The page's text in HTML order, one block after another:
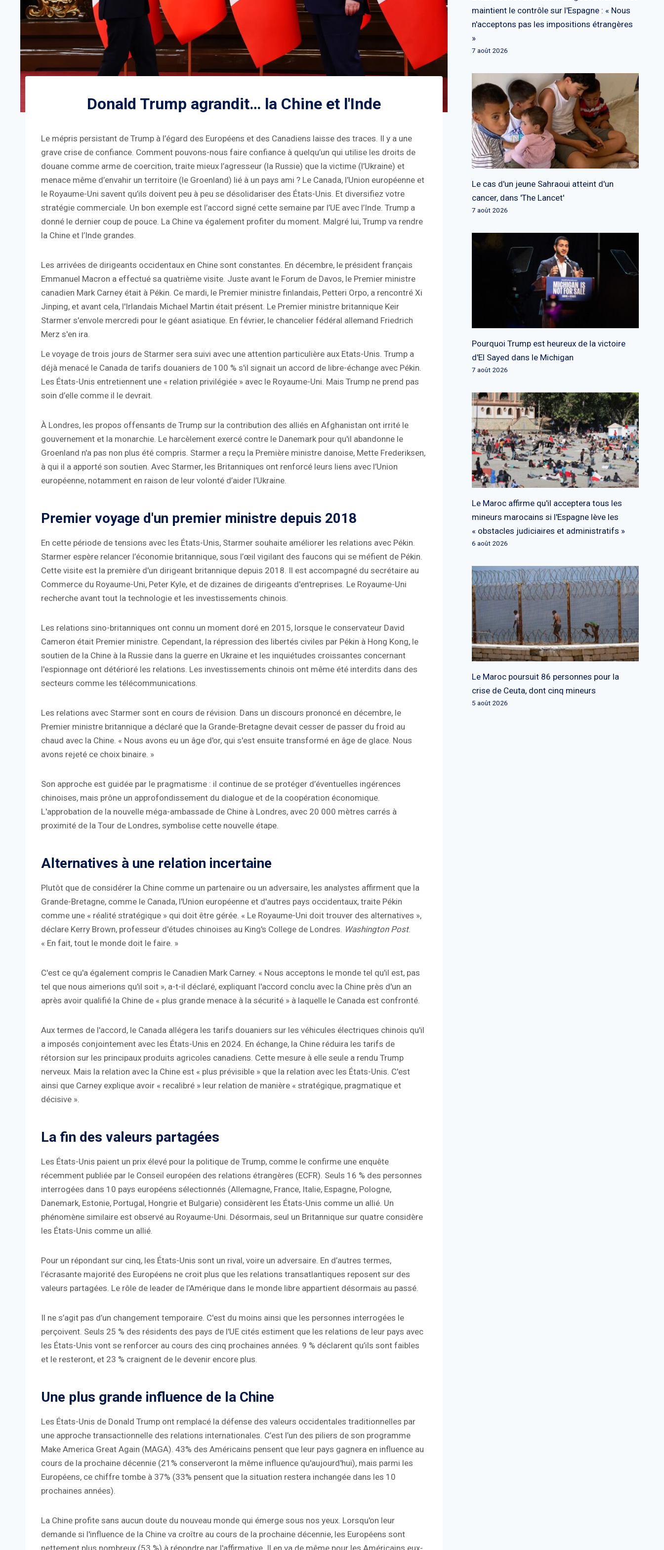
Donald Trump agrandit… la Chine et l'Inde
Le mépris persistant de Trump à l’égard des Européens et des Canadiens laisse des traces. Il y a une
grave crise de confiance. Comment pouvons-nous faire confiance à quelqu’un qui utilise les droits de
douane comme arme de coercition, traite mieux l’agresseur (la Russie) que la victime (l’Ukraine) et
menace même d’envahir un territoire (le Groenland) lié à un pays ami ? Le Canada, l’Union européenne et
le Royaume-Uni savent qu’ils doivent peu à peu se désolidariser des États-Unis. Et diversifiez votre
stratégie commerciale. Un bon exemple est l’accord signé cette semaine par l’UE avec l’Inde. Trump a
donné le dernier coup de pouce. La Chine va également profiter du moment. Malgré lui, Trump va rendre
la Chine et l’Inde grandes.
Les arrivées de dirigeants occidentaux en Chine sont constantes. En décembre, le président français
Emmanuel Macron a effectué sa quatrième visite. Juste avant le Forum de Davos, le Premier ministre
canadien Mark Carney était à Pékin. Ce mardi, le Premier ministre finlandais, Petteri Orpo, a rencontré Xi
Jinping, et avant cela, l'Irlandais Michael Martin était présent. Le Premier ministre britannique Keir
Starmer s'envole mercredi pour le géant asiatique. En février, le chancelier fédéral allemand Friedrich
Merz s'en ira.
Le voyage de trois jours de Starmer sera suivi avec une attention particulière aux Etats-Unis. Trump a
déjà menacé le Canada de tarifs douaniers de 100 % s'il signait un accord de libre-échange avec Pékin.
Les États-Unis entretiennent une « relation privilégiée » avec le Royaume-Uni. Mais Trump ne prend pas
soin d’elle comme il le devrait.
À Londres, les propos offensants de Trump sur la contribution des alliés en Afghanistan ont irrité le
gouvernement et la monarchie. Le harcèlement exercé contre le Danemark pour qu'il abandonne le
Groenland n'a pas non plus été compris. Starmer a reçu la Première ministre danoise, Mette Frederiksen,
à qui il a apporté son soutien. Avec Starmer, les Britanniques ont renforcé leurs liens avec l’Union
européenne, notamment en raison de leur volonté d’aider l’Ukraine.
Premier voyage d'un premier ministre depuis 2018
En cette période de tensions avec les États-Unis, Starmer souhaite améliorer les relations avec Pékin.
Starmer espère relancer l’économie britannique, sous l’œil vigilant des faucons qui se méfient de Pékin.
Cette visite est la première d'un dirigeant britannique depuis 2018. Il est accompagné du secrétaire au
Commerce du Royaume-Uni, Peter Kyle, et de dizaines de dirigeants d'entreprises. Le Royaume-Uni
recherche avant tout la technologie et les investissements chinois.
Les relations sino-britanniques ont connu un moment doré en 2015, lorsque le conservateur David
Cameron était Premier ministre. Cependant, la répression des libertés civiles par Pékin à Hong Kong, le
soutien de la Chine à la Russie dans la guerre en Ukraine et les inquiétudes croissantes concernant
l'espionnage ont détérioré les relations. Les investissements chinois ont même été interdits dans des
secteurs comme les télécommunications.
Les relations avec Starmer sont en cours de révision. Dans un discours prononcé en décembre, le
Premier ministre britannique a déclaré que la Grande-Bretagne devait cesser de passer du froid au
chaud avec la Chine. « Nous avons eu un âge d'or, qui s'est ensuite transformé en âge de glace. Nous
avons rejeté ce choix binaire. »
Son approche est guidée par le pragmatisme : il continue de se protéger d’éventuelles ingérences
chinoises, mais prône un approfondissement du dialogue et de la coopération économique.
L'approbation de la nouvelle méga-ambassade de Chine à Londres, avec 20 000 mètres carrés à
proximité de la Tour de Londres, symbolise cette nouvelle étape.
Alternatives à une relation incertaine
Plutôt que de considérer la Chine comme un partenaire ou un adversaire, les analystes affirment que la
Grande-Bretagne, comme le Canada, l'Union européenne et d'autres pays occidentaux, traite Pékin
comme une « réalité stratégique » qui doit être gérée. « Le Royaume-Uni doit trouver des alternatives »,
déclare Kerry Brown, professeur d'études chinoises au King's College de Londres. Washington Post.
« En fait, tout le monde doit le faire. »
C'est ce qu'a également compris le Canadien Mark Carney. « Nous acceptons le monde tel qu'il est, pas
tel que nous aimerions qu'il soit », a-t-il déclaré, expliquant l'accord conclu avec la Chine près d'un an
après avoir qualifié la Chine de « plus grande menace à la sécurité » à laquelle le Canada est confronté.
Aux termes de l'accord, le Canada allégera les tarifs douaniers sur les véhicules électriques chinois qu'il
a imposés conjointement avec les États-Unis en 2024. En échange, la Chine réduira les tarifs de
rétorsion sur les principaux produits agricoles canadiens. Cette mesure à elle seule a rendu Trump
nerveux. Mais la relation avec la Chine est « plus prévisible » que la relation avec les États-Unis. C'est
ainsi que Carney explique avoir « recalibré » leur relation de manière « stratégique, pragmatique et
décisive ».
La fin des valeurs partagées
Les États-Unis paient un prix élevé pour la politique de Trump, comme le confirme une enquête
récemment publiée par le Conseil européen des relations étrangères (ECFR). Seuls 16 % des personnes
interrogées dans 10 pays européens sélectionnés (Allemagne, France, Italie, Espagne, Pologne,
Danemark, Estonie, Portugal, Hongrie et Bulgarie) considèrent les États-Unis comme un allié. Un
phénomène similaire est observé au Royaume-Uni. Désormais, seul un Britannique sur quatre considère
les États-Unis comme un allié.
Pour un répondant sur cinq, les États-Unis sont un rival, voire un adversaire. En d’autres termes,
l’écrasante majorité des Européens ne croit plus que les relations transatlantiques reposent sur des
valeurs partagées. Le rôle de leader de l’Amérique dans le monde libre appartient désormais au passé.
Il ne s’agit pas d’un changement temporaire. C'est du moins ainsi que les personnes interrogées le
perçoivent. Seuls 25 % des résidents des pays de l'UE cités estiment que les relations de leur pays avec
les États-Unis vont se renforcer au cours des cinq prochaines années. 9 % déclarent qu’ils sont faibles
et le resteront, et 23 % craignent de le devenir encore plus.
Une plus grande influence de la Chine
Les États-Unis de Donald Trump ont remplacé la défense des valeurs occidentales traditionnelles par
une approche transactionnelle des relations internationales. C’est l’un des piliers de son programme
Make America Great Again (MAGA). 43% des Américains pensent que leur pays gagnera en influence au
cours de la prochaine décennie (21% conserveront la même influence qu'aujourd'hui), mais parmi les
Européens, ce chiffre tombe à 37% (33% pensent que la situation restera inchangée dans les 10
prochaines années).
La Chine profite sans aucun doute du nouveau monde qui émerge sous nos yeux. Lorsqu'on leur
demande si l'influence de la Chine va croître au cours de la prochaine décennie, les Européens sont
maintient le contrôle sur l'Espagne : « Nous
n'acceptons pas les impositions étrangères
»
7 août 2026
Le cas d'un jeune Sahraoui atteint d'un
cancer, dans 'The Lancet'
7 août 2026
Pourquoi Trump est heureux de la victoire
d'El Sayed dans le Michigan
7 août 2026
Le Maroc affirme qu'il acceptera tous les
mineurs marocains si l'Espagne lève les
« obstacles judiciaires et administratifs »
6 août 2026
Le Maroc poursuit 86 personnes pour la
crise de Ceuta, dont cinq mineurs
5 août 2026